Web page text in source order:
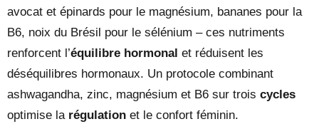
avocat et épinards pour le magnésium, bananes pour la
B6, noix du Brésil pour le sélénium – ces nutriments
renforcent l’équilibre hormonal et réduisent les
déséquilibres hormonaux. Un protocole combinant
ashwagandha, zinc, magnésium et B6 sur trois cycles
optimise la régulation et le confort féminin.